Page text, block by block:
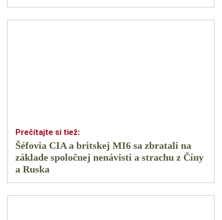
Šéfovia CIA a britskej MI6 sa zbratali na
základe spoločnej nenávisti a strachu z Číny
a Ruska